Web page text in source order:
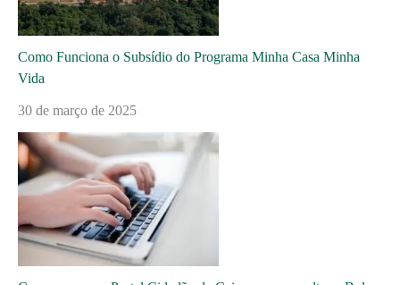
Como Funciona o Subsídio do Programa Minha Casa Minha
Vida
30 de março de 2025